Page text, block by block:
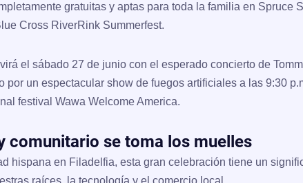
gratuitas y aptas para toda la familia en Spruce
Cross RiverRink Summerfest.
el sábado 27 de junio con el esperado concierto de
por un espectacular show de fuegos artificiales a las 9:30
festival Wawa Welcome America.
comunitario se toma los muelles
hispana en Filadelfia, esta gran celebración tiene un